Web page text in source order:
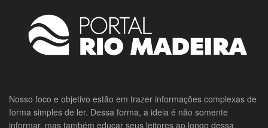
Nosso foco e objetivo estão em trazer informações complexas de
forma simples de ler. Dessa forma, a ideia é não somente
informar, mas também educar seus leitores ao longo dessa